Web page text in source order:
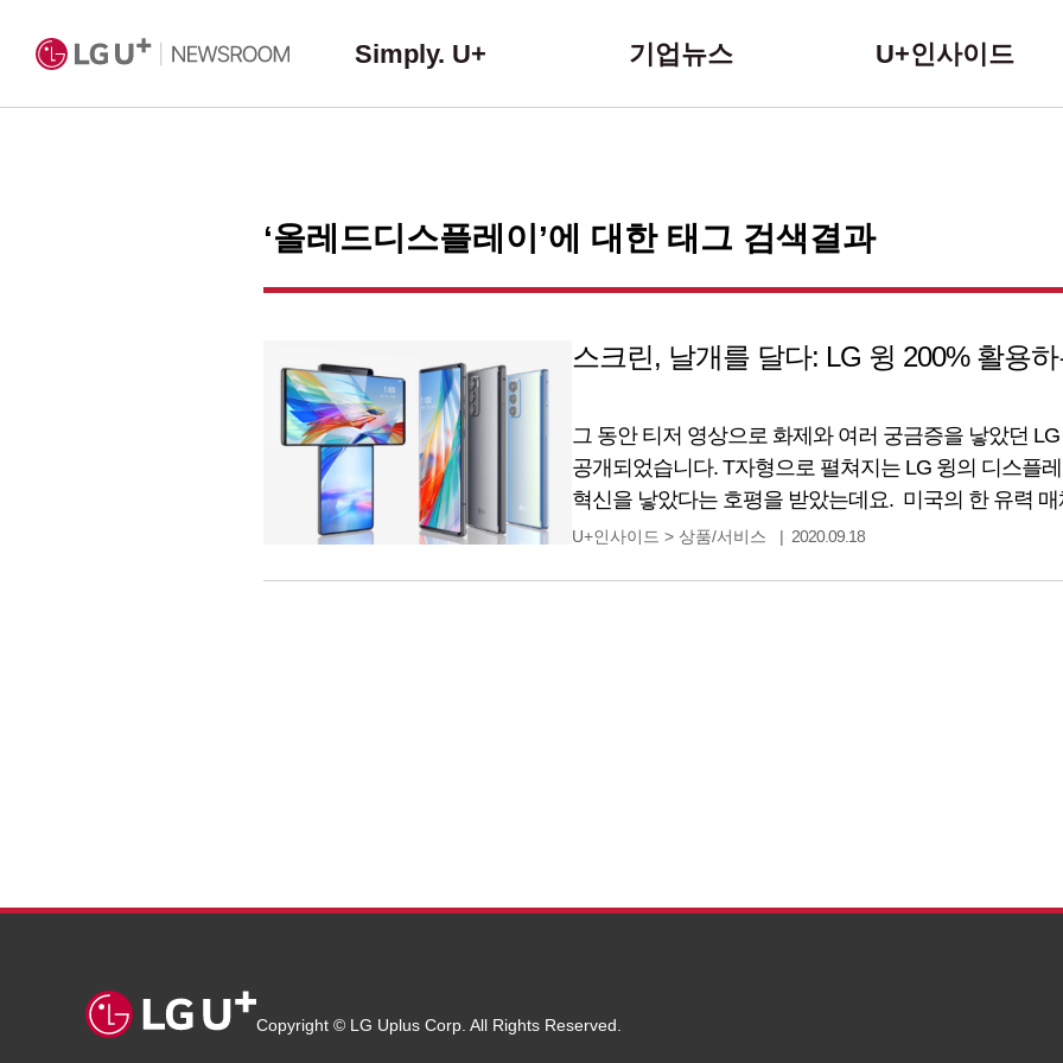
Simply. U+ 기업뉴스 U+인사이드
‘올레드디스플레이’에 대한 태그 검색결과
스크린, 날개를 달다: LG 윙 200% 활용
그 동안 티저 영상으로 화제와 여러 궁금증을 낳았던
공개되었습니다. T자형으로 펼쳐지는 LG 윙의 디스플
혁신을 낳았다는 호평을 받았는데요. 미국의 한 유력
국제가전박람회인 IFA 2020에서 LG 윙을 ‘IFA 2020 최고
U+인사이드 > 상품/서비스 2020.09.18
Copyright © LG Uplus Corp. All Rights Reserved.